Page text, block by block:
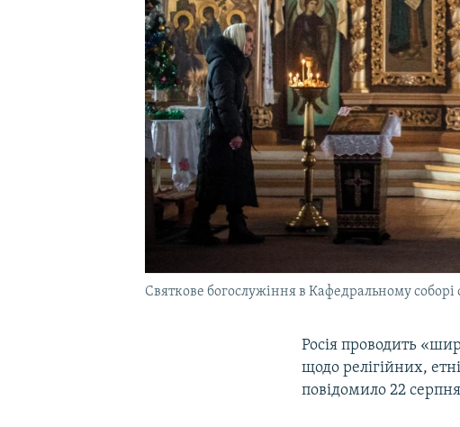
Святкове богослужіння в Кафедральному
Росія проводить
щодо релігійних,
повідомило 22